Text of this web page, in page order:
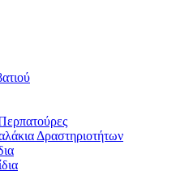
Δραστηριοτήτων